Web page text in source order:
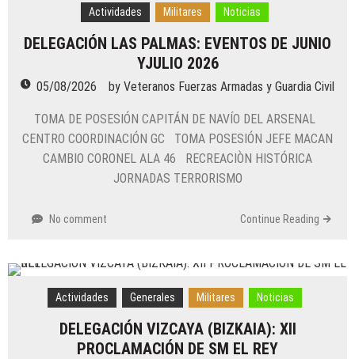
07/07/2026
byVeteranos Fuerzas Armadas y Guardia Civil
Actividades Militares Noticias
DELEGACIÓN LAS PALMAS: EVENTOS DE JUNIO
YJULIO 2026
05/08/2026 by Veteranos Fuerzas Armadas y Guardia Civil
TOMA DE POSESIÓN CAPITÁN DE NAVÍO DEL ARSENAL
CENTRO COORDINACIÓN GC TOMA POSESIÓN JEFE MACAN
CAMBIO CORONEL ALA 46 RECREACIÒN HISTÓRICA
JORNADAS TERRORISMO
No comment Continue Reading
Actividades Generales Militares Noticias
DELEGACIÓN VIZCAYA (BIZKAIA): XII
PROCLAMACIÓN DE SM EL REY